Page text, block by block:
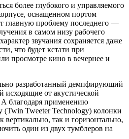
более глубокого и управляемого
оснащенном портом
главную проблему последнего —
в самом низу рабочего
звучания сохраняется даже
что будет кстати при
просмотре кино в вечернее и
разработанный демпфирующий
от акустической
благодаря применению
(Twin Tweeter Technology) колонки
вертикально, так и горизонтально,
один из двух тумблеров на